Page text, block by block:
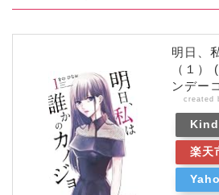
明日、
（１）
ンデー
created
楽天